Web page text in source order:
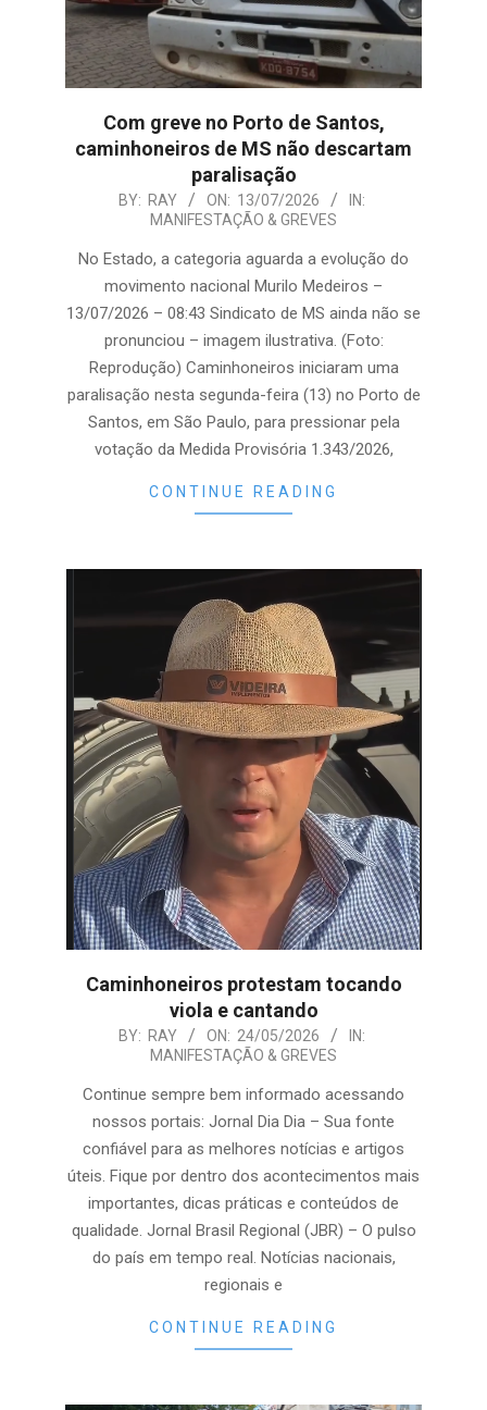
Com greve no Porto de Santos,
caminhoneiros de MS não descartam
paralisação
13
BY: RAY ON: 13/07/2026
IN:
MANIFESTAÇÃO & GREVES
No Estado, a categoria aguarda a evolução do
movimento nacional Murilo Medeiros –
13/07/2026 – 08:43 Sindicato de MS ainda não se
pronunciou – imagem ilustrativa. (Foto:
Reprodução) Caminhoneiros iniciaram uma
paralisação nesta segunda-feira (13) no Porto de
Santos, em São Paulo, para pressionar pela
votação da Medida Provisória 1.343/2026,
CONTINUE READING
Caminhoneiros protestam tocando
viola e cantando
BY: RAY ON: 24/05/2026
IN:
MANIFESTAÇÃO & GREVES
Continue sempre bem informado acessando
nossos portais: Jornal Dia Dia – Sua fonte
confiável para as melhores notícias e artigos
úteis. Fique por dentro dos acontecimentos mais
importantes, dicas práticas e conteúdos de
qualidade. Jornal Brasil Regional (JBR) – O pulso
do país em tempo real. Notícias nacionais,
regionais e
CONTINUE READING